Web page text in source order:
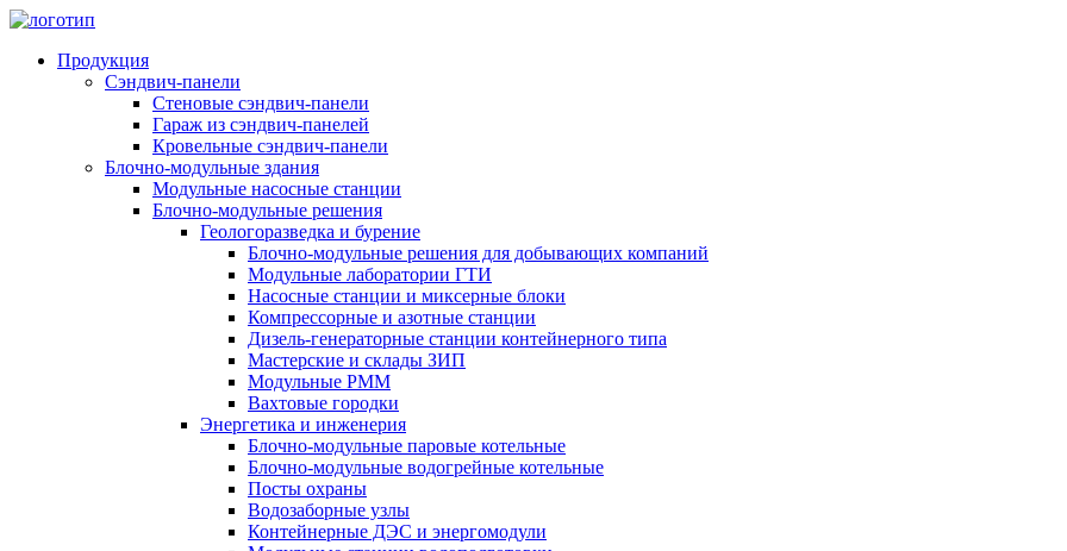
Продукция
Сэндвич-панели
Стеновые сэндвич-панели
Гараж из сэндвич-панелей
Кровельные сэндвич-панели
Блочно-модульные здания
Модульные насосные станции
Блочно-модульные решения
Геологоразведка и бурение
Блочно-модульные решения для добывающих компаний
Модульные лаборатории ГТИ
Насосные станции и миксерные блоки
Компрессорные и азотные станции
Дизель-генераторные станции контейнерного типа
Мастерские и склады ЗИП
Модульные РММ
Вахтовые городки
Энергетика и инженерия
Блочно-модульные паровые котельные
Блочно-модульные водогрейные котельные
Посты охраны
Водозаборные узлы
Контейнерные ДЭС и энергомодули